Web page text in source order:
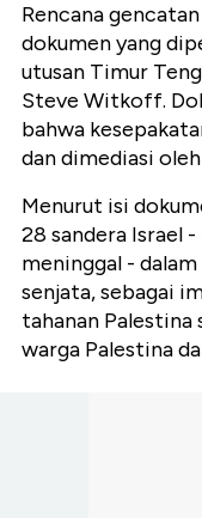
Rencana
dokumen yang
utusan Timur
Steve Witkoff.
bahwa
dan dimediasi
Menurut isi
28 sandera Israel
meninggal -
senjata, sebagai
tahanan Palestina
warga Palestina